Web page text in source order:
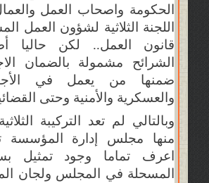
الحكومة واصحاب العمل
اللجنة الثلاثية لشؤون العمل
قانون العمل.. لكن حاليا
الشرائح مشمولة بالضمان
ضمنها من يعمل في
والعسكرية والأمنية وحتى
وبالتالي لم تعد التركيبة
منها مجلس إدارة المؤسسة
اعرف تماما وجود تمثيل
المسحلة في المجلس ولجان